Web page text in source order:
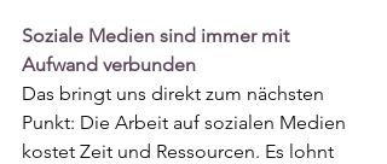
Soziale Medien sind immer mit
Aufwand verbunden
Das bringt uns direkt zum nächsten
Punkt: Die Arbeit auf sozialen Medien
kostet Zeit und Ressourcen. Es lohnt